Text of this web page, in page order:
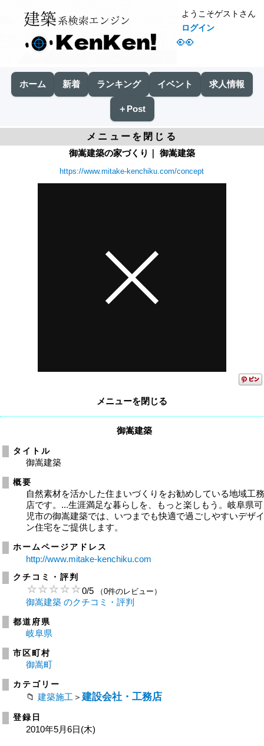
👀
ようこそゲストさん
ログイン
ホーム 新着 ランキング イベント 求人情報
＋Post
メニューを閉じる
御嵩建築の家づくり｜ 御嵩建築
https://www.mitake-kenchiku.com/concept
メニューを閉じる
御嵩建築
タイトル
御嵩建築
概要
自然素材を活かした住まいづくりをお勧めしている地域工
店です。...生涯満足な暮らしを、もっと楽しもう。岐阜県可
児市の御嵩建築では、いつまでも快適で過ごしやすいデザ
ン住宅をご提供します。
ホームページアドレス
http://www.mitake-kenchiku.com
クチコミ・評判
0/5 （0件のレビュー）
御嵩建築 のクチコミ・評判
都道府県
岐阜県
市区町村
御嵩町
カテゴリー
建築施工 ＞ 建設会社・工務店
登録日
2010年5月6日(木)